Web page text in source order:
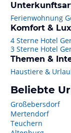
Ferienwohnung
Komfort &
4 Sterne Hotel
3 Sterne Hotel
Themen &
Haustiere &
Beliebte
Großebersdorf
Mertendorf
Teuchern